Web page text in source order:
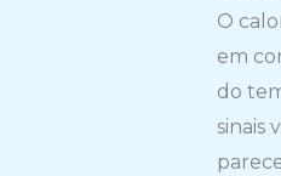
O
em
do
sinais